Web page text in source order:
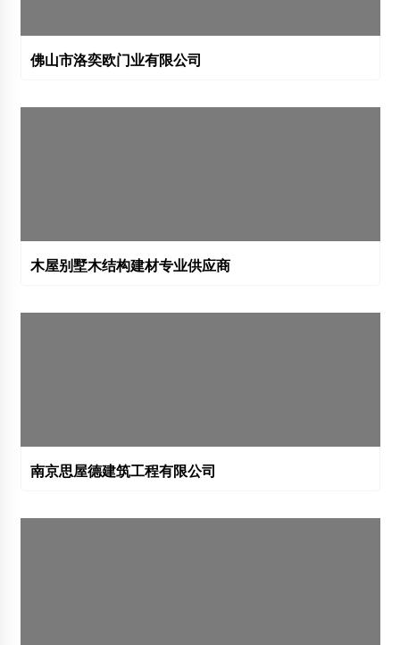
佛山市洛奕欧门业有限公司
木屋别墅木结构建材专业供应商
南京思屋德建筑工程有限公司